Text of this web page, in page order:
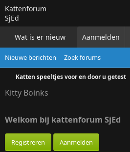
Kattenforum
SjEd
Wat is er nieuw Forums
Aanmelden
Nieuwe berichten Zoek forums
Katten speeltjes voor en door u getest
Kitty Boinks
Welkom bij kattenforum SjEd
Registreren Aanmelden